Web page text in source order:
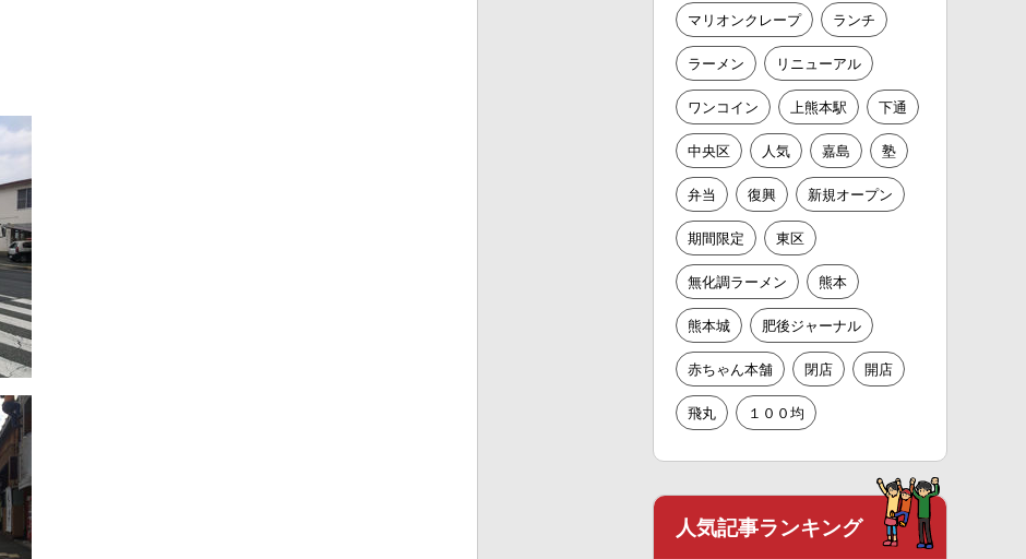
マリオンクレープ ランチ
ラーメン リニューアル
ワンコイン 上熊本駅 下通
中央区 人気 嘉島 塾
弁当 復興 新規オープン
期間限定 東区
無化調ラーメン 熊本
熊本城 肥後ジャーナル
赤ちゃん本舗 閉店 開店
飛丸 １００均
人気記事ランキング